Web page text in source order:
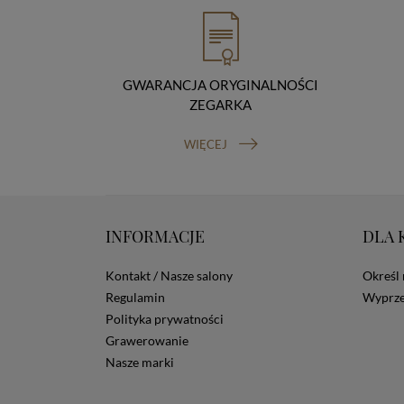
GWARANCJA ORYGINALNOŚCI
ZEGARKA
WIĘCEJ
INFORMACJE
Kontakt / Nasze salony
Regulamin
Polityka prywatności
Grawerowanie
Nasze marki
DLA
Określ